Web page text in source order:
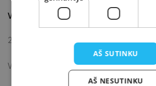
Veikla
2021 – iki dabar:
Vaikų ugdymo akademijos bendrasteigėja.
AŠ SUTINKU
AŠ NESUTINKU